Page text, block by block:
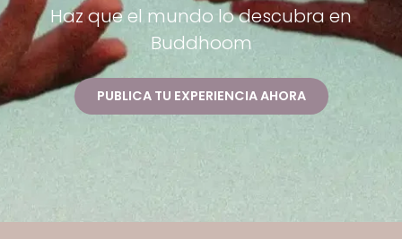
Haz que el mundo lo descubra en
Buddhoom
PUBLICA TU EXPERIENCIA AHORA